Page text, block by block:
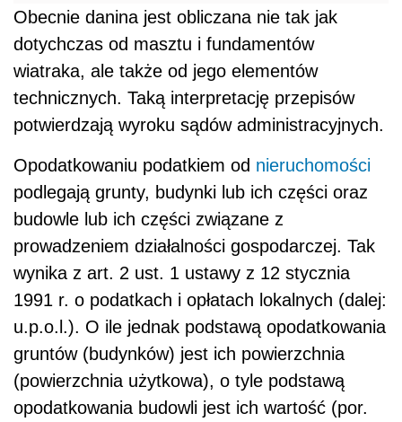
Obecnie danina jest obliczana nie tak jak
dotychczas od masztu i fundamentów
wiatraka, ale także od jego elementów
technicznych. Taką interpretację przepisów
potwierdzają wyroku sądów administracyjnych.
Opodatkowaniu podatkiem od nieruchomości
podlegają grunty, budynki lub ich części oraz
budowle lub ich części związane z
prowadzeniem działalności gospodarczej. Tak
wynika z art. 2 ust. 1 ustawy z 12 stycznia
1991 r. o podatkach i opłatach lokalnych (dalej:
u.p.o.l.). O ile jednak podstawą opodatkowania
gruntów (budynków) jest ich powierzchnia
(powierzchnia użytkowa), o tyle podstawą
opodatkowania budowli jest ich wartość (por.